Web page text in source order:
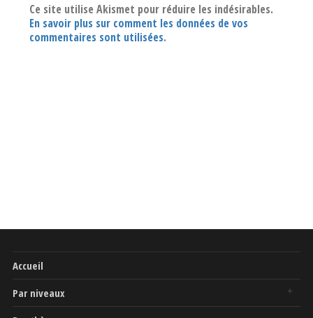
Ce site utilise Akismet pour réduire les indésirables.
En savoir plus sur comment les données de vos
commentaires sont utilisées.
Accueil
Par niveaux